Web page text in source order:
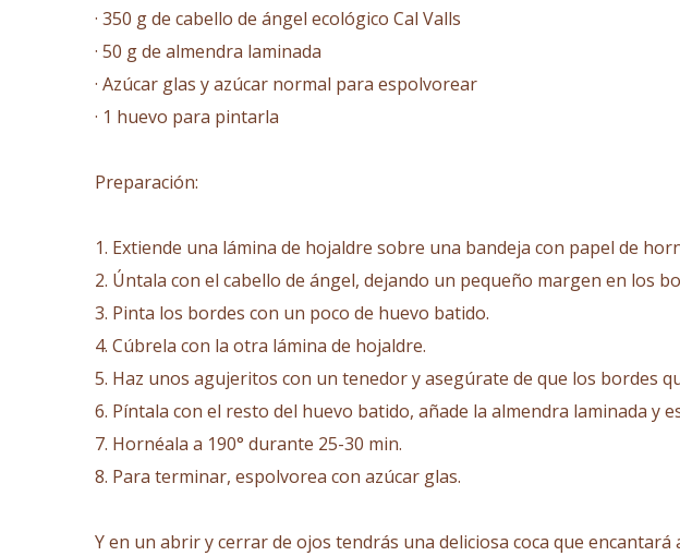
· 350 g de cabello de ángel ecológico Cal Valls
· 50 g de almendra laminada
· Azúcar glas y azúcar normal para espolvorear
· 1 huevo para pintarla
Preparación:
1. Extiende una lámina de hojaldre sobre una bandeja con papel de
2. Úntala con el cabello de ángel, dejando un pequeño margen en los
3. Pinta los bordes con un poco de huevo batido.
4. Cúbrela con la otra lámina de hojaldre.
5. Haz unos agujeritos con un tenedor y asegúrate de que los bordes
6. Píntala con el resto del huevo batido, añade la almendra laminada y
7. Hornéala a 190° durante 25-30 min.
8. Para terminar, espolvorea con azúcar glas.
Y en un abrir y cerrar de ojos tendrás una deliciosa coca que